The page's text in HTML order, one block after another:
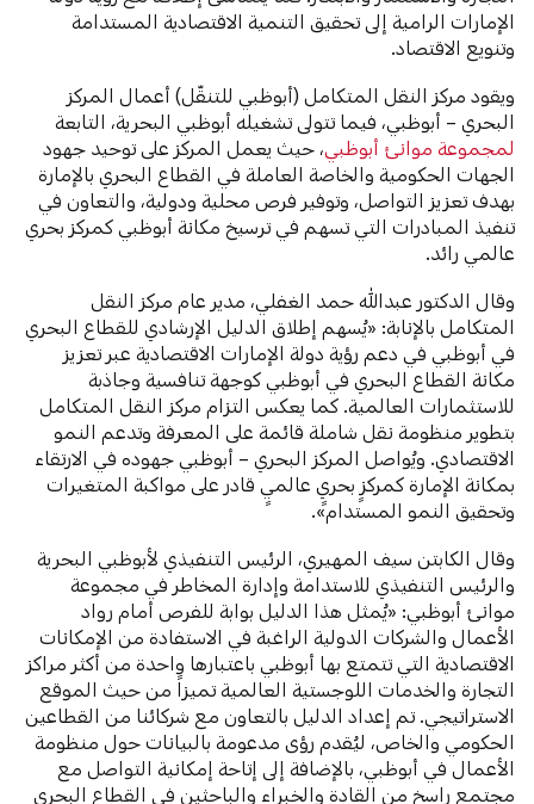
الإمارات الرامية إلى تحقيق التنمية الاقتصادية المستدامة
وتنويع الاقتصاد.
ويقود مركز النقل المتكامل (أبوظبي للتنقّل) أعمال المركز
البحري – أبوظبي، فيما تتولى تشغيله أبوظبي البحرية، التابعة
لمجموعة موانئ أبوظبي، حيث يعمل المركز على توحيد جهود
الجهات الحكومية والخاصة العاملة في القطاع البحري بالإمارة
بهدف تعزيز التواصل، وتوفير فرص محلية ودولية، والتعاون في
تنفيذ المبادرات التي تسهم في ترسيخ مكانة أبوظبي كمركز بحري
عالمي رائد.
وقال الدكتور عبدالله حمد الغفلي، مدير عام مركز النقل
المتكامل بالإنابة: «يُسهم إطلاق الدليل الإرشادي للقطاع البحري
في أبوظبي في دعم رؤية دولة الإمارات الاقتصادية عبر تعزيز
مكانة القطاع البحري في أبوظبي كوجهة تنافسية وجاذبة
للاستثمارات العالمية. كما يعكس التزام مركز النقل المتكامل
بتطوير منظومة نقل شاملة قائمة على المعرفة وتدعم النمو
الاقتصادي. ويُواصل المركز البحري – أبوظبي جهوده في الارتقاء
بمكانة الإمارة كمركزٍ بحريٍ عالميٍ قادر على مواكبة المتغيرات
وتحقيق النمو المستدام».
وقال الكابتن سيف المهيري، الرئيس التنفيذي لأبوظبي البحرية
والرئيس التنفيذي للاستدامة وإدارة المخاطر في مجموعة
موانئ أبوظبي: «يُمثل هذا الدليل بوابة للفرص أمام رواد
الأعمال والشركات الدولية الراغبة في الاستفادة من الإمكانات
الاقتصادية التي تتمتع بها أبوظبي باعتبارها واحدة من أكثر مراكز
التجارة والخدمات اللوجستية العالمية تميزاً من حيث الموقع
الاستراتيجي. تم إعداد الدليل بالتعاون مع شركائنا من القطاعين
الحكومي والخاص، ليُقدم رؤى مدعومة بالبيانات حول منظومة
الأعمال في أبوظبي، بالإضافة إلى إتاحة إمكانية التواصل مع
مجتمع راسخ من القادة والخبراء والباحثين في القطاع البحري